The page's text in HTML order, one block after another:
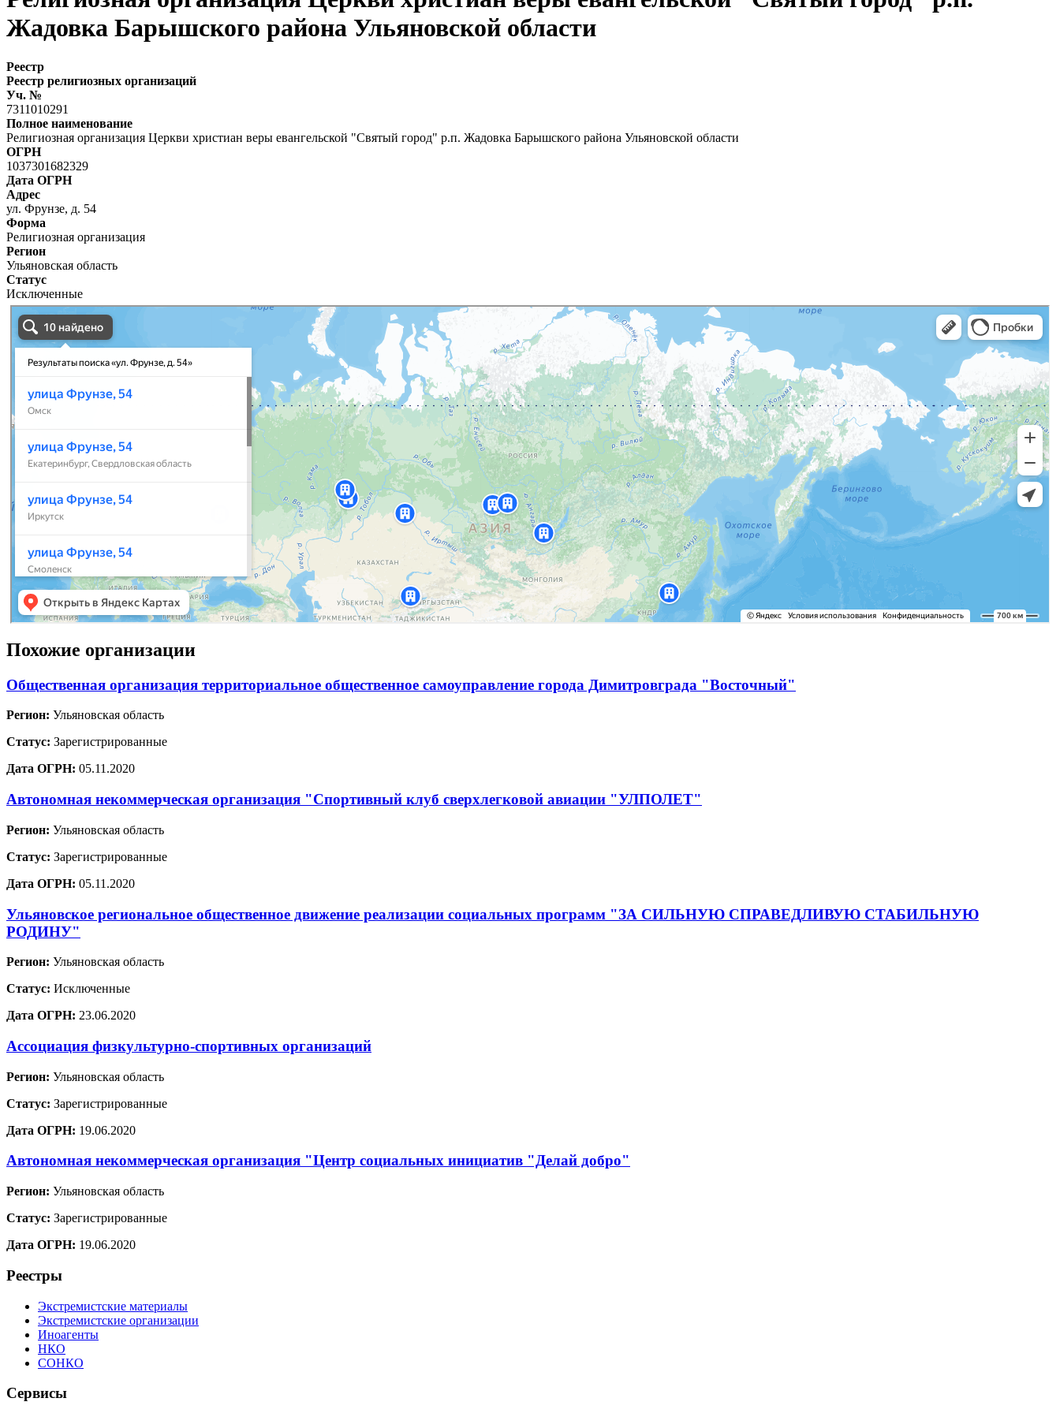
Жадовка Барышского района Ульяновской области
Реестр
Реестр религиозных организаций
Уч. №
7311010291
Полное наименование
Религиозная организация Церкви христиан веры евангельской "Святый город" р.п. Жадовка Барышского района Ульяновской области
ОГРН
1037301682329
Дата ОГРН
Адрес
ул. Фрунзе, д. 54
Форма
Религиозная организация
Регион
Ульяновская область
Статус
Исключенные
Похожие организации
Общественная организация территориальное общественное самоуправление города Димитровграда "Восточный"
Регион: Ульяновская область
Статус: Зарегистрированные
Дата ОГРН: 05.11.2020
Автономная некоммерческая организация "Спортивный клуб сверхлегковой авиации "УЛПОЛЕТ"
Регион: Ульяновская область
Статус: Зарегистрированные
Дата ОГРН: 05.11.2020
Ульяновское региональное общественное движение реализации социальных программ "ЗА СИЛЬНУЮ СПРАВЕДЛИВУЮ СТАБИЛЬНУЮ
РОДИНУ"
Регион: Ульяновская область
Статус: Исключенные
Дата ОГРН: 23.06.2020
Ассоциация физкультурно-спортивных организаций
Регион: Ульяновская область
Статус: Зарегистрированные
Дата ОГРН: 19.06.2020
Автономная некоммерческая организация "Центр социальных инициатив "Делай добро"
Регион: Ульяновская область
Статус: Зарегистрированные
Дата ОГРН: 19.06.2020
Реестры
Экстремистские материалы
Экстремистские организации
Иноагенты
НКО
СОНКО
Сервисы